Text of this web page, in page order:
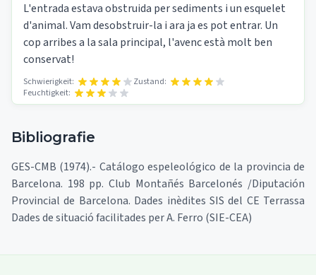
L'entrada estava obstruida per sediments i un esquelet
d'animal. Vam desobstruir-la i ara ja es pot entrar. Un
cop arribes a la sala principal, l'avenc està molt ben
conservat!
Schwierigkeit:
Zustand:
Feuchtigkeit:
Bibliografie
GES-CMB (1974).- Catálogo espeleológico de la provincia de
Barcelona. 198 pp. Club Montañés Barcelonés /Diputación
Provincial de Barcelona. Dades inèdites SIS del CE Terrassa
Dades de situació facilitades per A. Ferro (SIE-CEA)